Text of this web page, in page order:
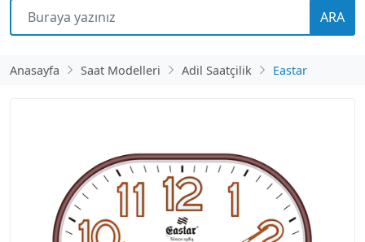
ARA
Anasayfa Saat Modelleri Adil Saatçilik Eastar